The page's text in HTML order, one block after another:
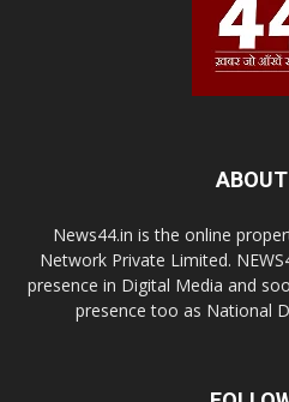
News44.in is the online
Network Private Limited.
presence in Digital Media and
presence too as National